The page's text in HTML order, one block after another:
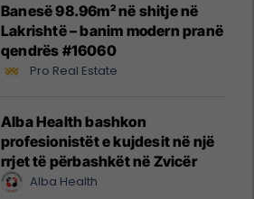
Banesë 98.96m² në shitje në
Lakrishtë – banim modern pranë
qendrës #16060
Pro Real Estate
Alba Health bashkon
profesionistët e kujdesit në një
rrjet të përbashkët në Zvicër
Alba Health